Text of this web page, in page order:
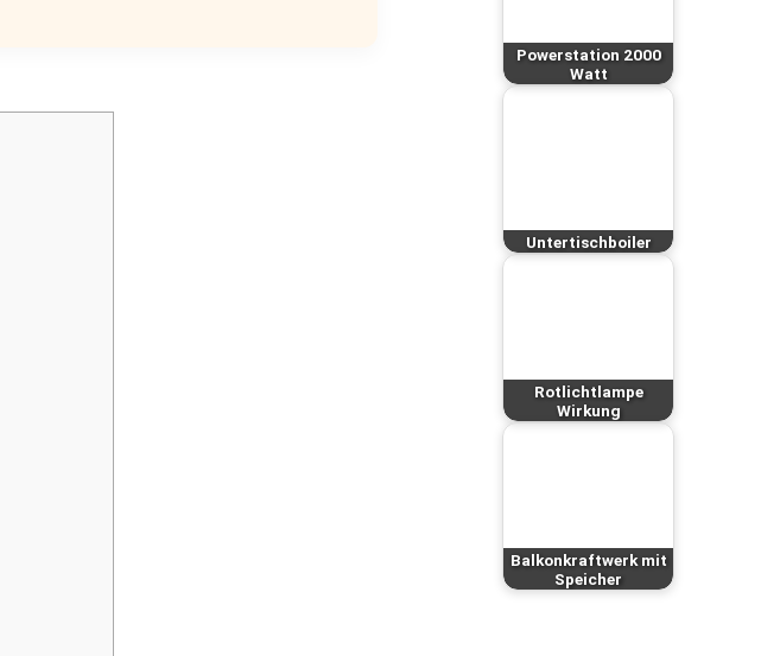
Powerstation 2000
Watt
Untertischboiler
Rotlichtlampe
Wirkung
Balkonkraftwerk mit
Speicher